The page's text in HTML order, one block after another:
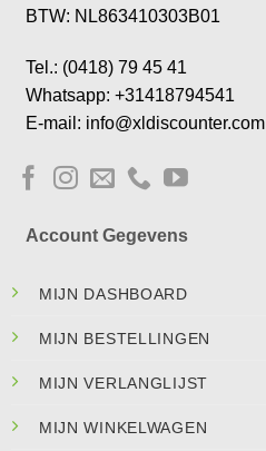
BTW: NL863410303B01
Tel.: (0418) 79 45 41
Whatsapp: +31418794541
E-mail: info@xldiscounter.com
Account Gegevens
MIJN DASHBOARD
MIJN BESTELLINGEN
MIJN VERLANGLIJST
MIJN WINKELWAGEN